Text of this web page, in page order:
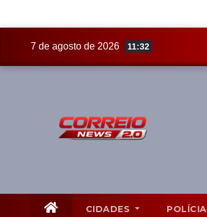
7 de agosto de 2026 11:32
CIDADES POLÍCIA